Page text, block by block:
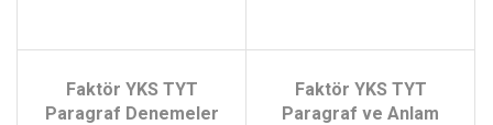
Faktör YKS TYT
Paragraf Denemeler
Faktör YKS TYT
Paragraf ve Anlam